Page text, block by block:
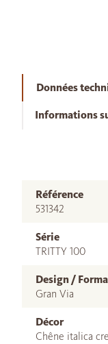
Données
Informations
Référence
531342
Série
TRITTY 100
Design /
Gran Via
Décor
Chêne italica